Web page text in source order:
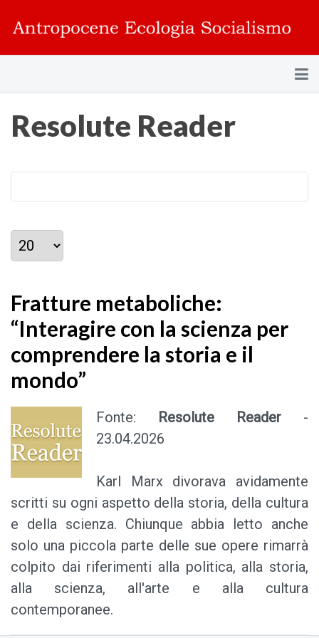
Resolute Reader
Visualizza #
Fratture metaboliche:
“Interagire con la scienza per
comprendere la storia e il
mondo”
Fonte: Resolute Reader -
23.04.2026
Karl Marx divorava avidamente
scritti su ogni aspetto della storia, della cultura
e della scienza. Chiunque abbia letto anche
solo una piccola parte delle sue opere rimarrà
colpito dai riferimenti alla politica, alla storia,
alla scienza, all'arte e alla cultura
contemporanee.